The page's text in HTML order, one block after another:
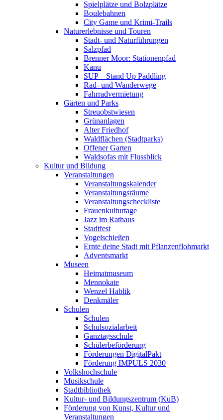
Spielplätze und Bolzplätze
Boulebahnen
City Game und Krimi-Trails
Naturerlebnisse und Touren
Stadt- und Naturführungen
Salzpfad
Brenner Moor: Stationenpfad
Kanu
SUP – Stand Up Paddling
Rad- und Wanderwege
Fahrradvermietung
Gärten und Parks
Streuobstwiesen
Grünanlagen
Alter Friedhof
Waldflächen (Stadtparks)
Offener Garten
Waldsofas mit Flussblick
Kultur und Bildung
Veranstaltungen
Veranstaltungskalender
Veranstaltungsräume
Veranstaltungscheckliste
Frauenkulturtage
Jazz im Rathaus
Stadtfest
Vogelschießen
Ernte deine Stadt mit Pflanzenflohmarkt
Adventsmarkt
Museen
Heimatmuseum
Mennokate
Wenzel Hablik
Denkmäler
Schulen
Schulen
Schulsozialarbeit
Ganztagsschule
Schülerbeförderung
Förderungen DigitalPakt
Förderung IMPULS 2030
Volkshochschule
Musikschule
Stadtbibliothek
Kultur- und Bildungszentrum (KuB)
Förderung von Kunst, Kultur und
Veranstaltungen